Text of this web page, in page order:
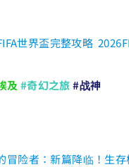
世界盃完整攻略
及 #奇幻之旅 #战神
冒险者：新篇降临！生存